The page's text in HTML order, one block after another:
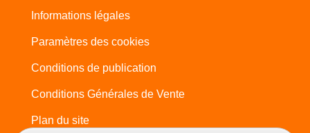
Informations légales
Paramètres des cookies
Conditions de publication
Conditions Générales de Vente
Plan du site